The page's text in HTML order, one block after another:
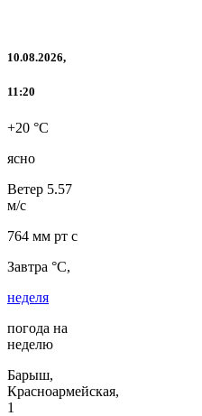
10.08.2026,
11:20
+20 °C
ясно
Ветер 5.57
м/с
764 мм рт с
Завтра °C,
неделя
погода на
неделю
Барыш,
Красноармейская,
1